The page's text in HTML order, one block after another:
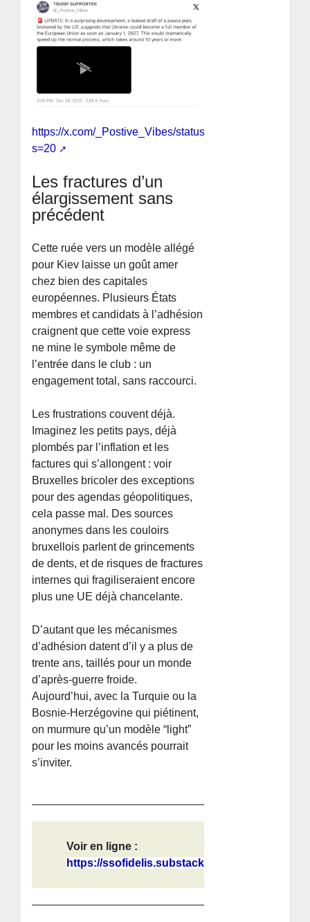
https://x.com/_Postive_Vibes/status/
s=20
Les fractures d’un
élargissement sans
précédent
Cette ruée vers un modèle allégé
pour Kiev laisse un goût amer
chez bien des capitales
européennes. Plusieurs États
membres et candidats à l’adhésion
craignent que cette voie express
ne mine le symbole même de
l’entrée dans le club : un
engagement total, sans raccourci.
Les frustrations couvent déjà.
Imaginez les petits pays, déjà
plombés par l’inflation et les
factures qui s’allongent : voir
Bruxelles bricoler des exceptions
pour des agendas géopolitiques,
cela passe mal. Des sources
anonymes dans les couloirs
bruxellois parlent de grincements
de dents, et de risques de fractures
internes qui fragiliseraient encore
plus une UE déjà chancelante.
D’autant que les mécanismes
d’adhésion datent d’il y a plus de
trente ans, taillés pour un monde
d’après-guerre froide.
Aujourd’hui, avec la Turquie ou la
Bosnie-Herzégovine qui piétinent,
on murmure qu’un modèle “light”
pour les moins avancés pourrait
s’inviter.
Voir en ligne :
https://ssofidelis.substack.com/p/a...